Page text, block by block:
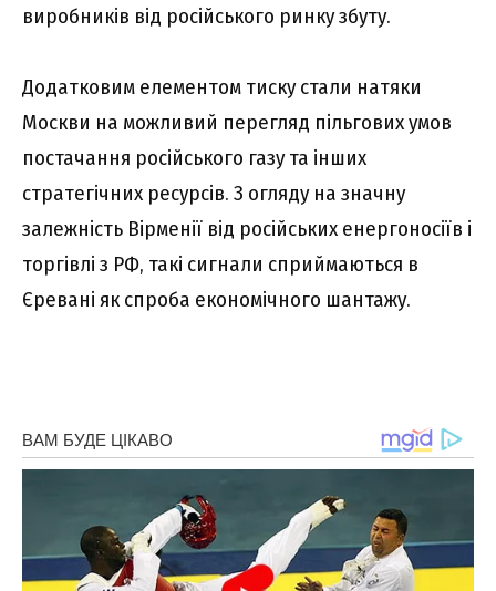
виробників від російського ринку збуту.
Додатковим елементом тиску стали натяки
Москви на можливий перегляд пільгових умов
постачання російського газу та інших
стратегічних ресурсів. З огляду на значну
залежність Вірменії від російських енергоносіїв і
торгівлі з РФ, такі сигнали сприймаються в
Єревані як спроба економічного шантажу.